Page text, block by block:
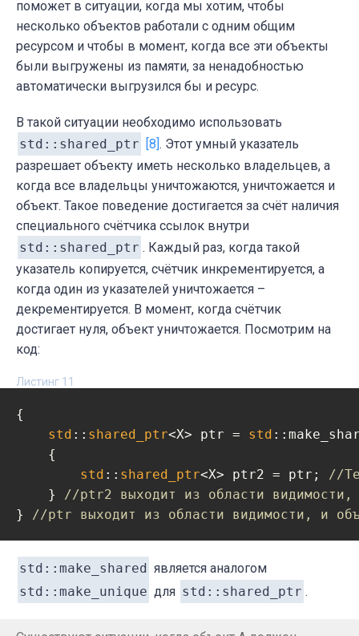
поможет в ситуации, когда мы хотим, чтобы
несколько объектов работали с одним общим
ресурсом и чтобы в момент, когда все эти объекты
были выгружены из памяти, за ненадобностью
автоматически выгрузился бы и ресурс.
В такой ситуации необходимо использовать
std::shared_ptr [8]. Этот умный указатель
разрешает объекту иметь несколько владельцев, а
когда все владельцы уничтожаются, уничтожается и
объект. Такое поведение достигается за счёт наличия
специального счётчика ссылок внутри
std::shared_ptr . Каждый раз, когда такой
указатель копируется, счётчик инкрементируется, а
когда один из указателей уничтожается –
декрементируется. В момент, когда счётчик
достигает нуля, объект уничтожается. Посмотрим на
код:
Листинг 11
{
std :: shared_ptr<X> ptr = std
    {
std :: shared_ptr<X> ptr2 = ptr; //
    }
//ptr2 выходит из области видимости,
} //ptr выходит из области видимости, и
std::make_shared является аналогом
std::make_unique для std::shared_ptr .